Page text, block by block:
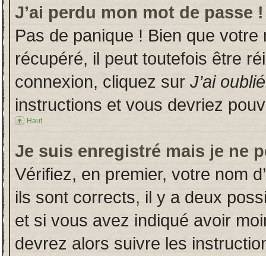
J’ai perdu mon mot de passe !
Pas de panique ! Bien que
récupéré, il peut toutefois être
connexion, cliquez sur J’ai
instructions et vous devriez
Haut
Je suis enregistré mais je ne
Vérifiez, en premier, votre nom
ils sont corrects, il y a deux
et si vous avez indiqué avoir
devrez alors suivre les